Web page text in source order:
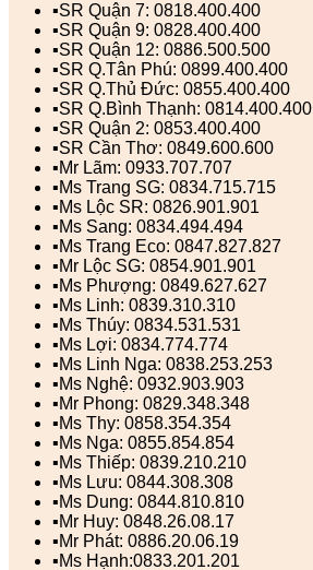
▪️SR Quận 7: 0818.400.400
▪️SR Quận 9: 0828.400.400
▪️SR Quận 12: 0886.500.500
▪️SR Q.Tân Phú: 0899.400.400
▪️SR Q.Thủ Đức: 0855.400.400
▪️SR Q.Bình Thạnh: 0814.400.400
▪️SR Quận 2: 0853.400.400
▪️SR Cần Thơ: 0849.600.600
▪️Mr Lãm: 0933.707.707
▪️Ms Trang SG: 0834.715.715
▪️Ms Lộc SR: 0826.901.901
▪️Ms Sang: 0834.494.494
▪️Ms Trang Eco: 0847.827.827
▪️Mr Lộc SG: 0854.901.901
▪️Ms Phượng: 0849.627.627
▪️Ms Linh: 0839.310.310
▪️Ms Thúy: 0834.531.531
▪️Ms Lợi: 0834.774.774
▪️Ms Linh Nga: 0838.253.253
▪️Ms Nghệ: 0932.903.903
▪️Mr Phong: 0829.348.348
▪️Ms Thy: 0858.354.354
▪️Ms Nga: 0855.854.854
▪️Ms Thiếp: 0839.210.210
▪️Ms Lưu: 0844.308.308
▪️Ms Dung: 0844.810.810
▪️Mr Huy: 0848.26.08.17
▪️Mr Phát: 0886.20.06.19
▪️Ms Hạnh:0833.201.201